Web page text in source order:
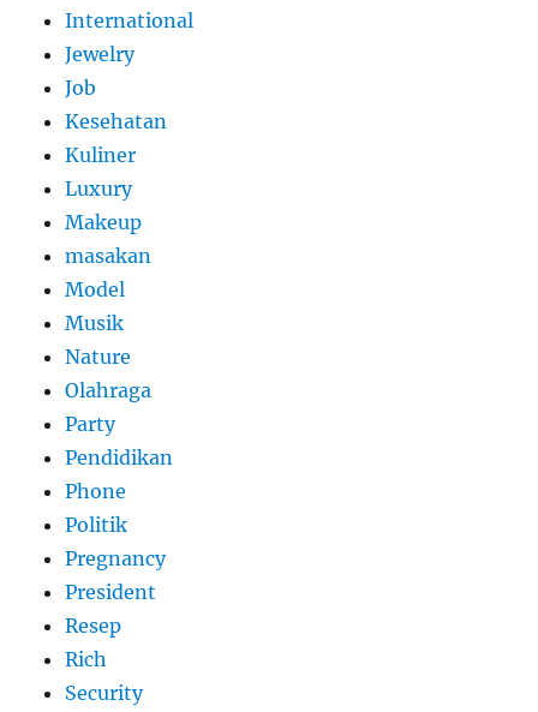
International
Jewelry
Job
Kesehatan
Kuliner
Luxury
Makeup
masakan
Model
Musik
Nature
Olahraga
Party
Pendidikan
Phone
Politik
Pregnancy
President
Resep
Rich
Security